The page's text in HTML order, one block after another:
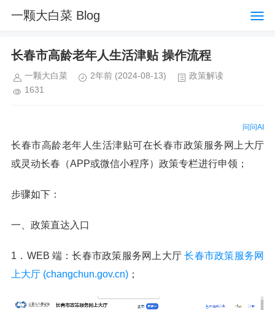
一颗大白菜 Blog
长春市高龄老年人生活津贴 操作流程
一颗大白菜 2年前 (2024-08-13)
政策解读
1631
问问AI
长春市高龄老年人生活津贴可在长春市政策服务网上大厅
或灵动长春（APP或微信小程序）政策专栏进行申领；
步骤如下：
一、政策直达入口
1．WEB 端：长春市政策服务网上大厅长春市政策服务网
上大厅 (changchun.gov.cn) ；